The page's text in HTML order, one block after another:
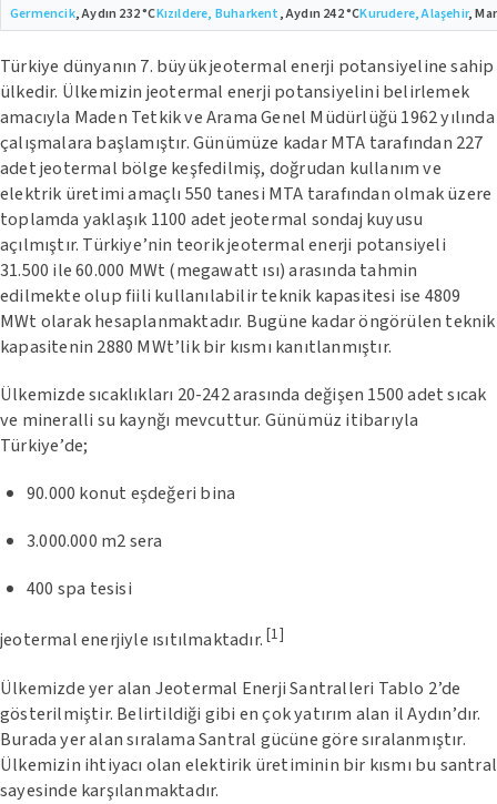
Germencik, Aydın 232 °CKızıldere, Buharkent, Aydın 242 °CKurudere, Alaşehir,
Türkiye dünyanın 7. büyük jeotermal enerji potansiyeline sahip
ülkedir. Ülkemizin jeotermal enerji potansiyelini belirlemek
amacıyla Maden Tetkik ve Arama Genel Müdürlüğü 1962 yılında
çalışmalara başlamıştır. Günümüze kadar MTA tarafından 227
adet jeotermal bölge keşfedilmiş, doğrudan kullanım ve
elektrik üretimi amaçlı 550 tanesi MTA tarafından olmak üzere
toplamda yaklaşık 1100 adet jeotermal sondaj kuyusu
açılmıştır. Türkiye’nin teorik jeotermal enerji potansiyeli
31.500 ile 60.000 MWt (megawatt ısı) arasında tahmin
edilmekte olup fiili kullanılabilir teknik kapasitesi ise 4809
MWt olarak hesaplanmaktadır. Bugüne kadar öngörülen teknik
kapasitenin 2880 MWt’lik bir kısmı kanıtlanmıştır.
Ülkemizde sıcaklıkları 20-242 arasında değişen 1500 adet sıcak
ve mineralli su kaynğı mevcuttur. Günümüz itibarıyla
Türkiye’de;
90.000 konut eşdeğeri bina
3.000.000 m2 sera
400 spa tesisi
jeotermal enerjiyle ısıtılmaktadır.[1]
Ülkemizde yer alan Jeotermal Enerji Santralleri Tablo 2’de
gösterilmiştir. Belirtildiği gibi en çok yatırım alan il Aydın’dır.
Burada yer alan sıralama Santral gücüne göre sıralanmıştır.
Ülkemizin ihtiyacı olan elektirik üretiminin bir kısmı bu santral
sayesinde karşılanmaktadır.